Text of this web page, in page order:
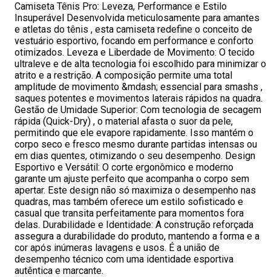
Camiseta Tênis Pro: Leveza, Performance e Estilo
Insuperável Desenvolvida meticulosamente para amantes
e atletas do tênis , esta camiseta redefine o conceito de
vestuário esportivo, focando em performance e conforto
otimizados. Leveza e Liberdade de Movimento: O tecido
ultraleve e de alta tecnologia foi escolhido para minimizar o
atrito e a restrição. A composição permite uma total
amplitude de movimento &mdash; essencial para smashs ,
saques potentes e movimentos laterais rápidos na quadra.
Gestão de Umidade Superior: Com tecnologia de secagem
rápida (Quick-Dry) , o material afasta o suor da pele,
permitindo que ele evapore rapidamente. Isso mantém o
corpo seco e fresco mesmo durante partidas intensas ou
em dias quentes, otimizando o seu desempenho. Design
Esportivo e Versátil: O corte ergonômico e moderno
garante um ajuste perfeito que acompanha o corpo sem
apertar. Este design não só maximiza o desempenho nas
quadras, mas também oferece um estilo sofisticado e
casual que transita perfeitamente para momentos fora
delas. Durabilidade e Identidade: A construção reforçada
assegura a durabilidade do produto, mantendo a forma e a
cor após inúmeras lavagens e usos. É a união de
desempenho técnico com uma identidade esportiva
autêntica e marcante.